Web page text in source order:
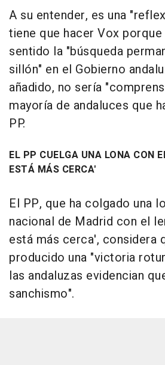
A su entender, es una
tiene que hacer Vox
sentido la "búsqueda
sillón" en el Gobierno
añadido, no sería
mayoría de andaluces que
PP.
EL PP CUELGA UNA LONA CON
ESTÁ MÁS CERCA'
El PP, que ha colgado una
nacional de Madrid con el
está más cerca', considera
producido una "victoria
las andaluzas evidencian
sanchismo".